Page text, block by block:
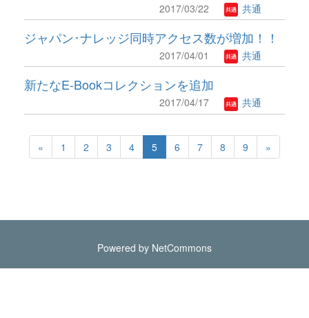
2017/03/22 共通
ジャパン･ナレッジ同時アクセス数が増加！！
2017/04/01 共通
新たなE-Bookコレクションを追加
2017/04/17 共通
« 1 2 3 4 5 6 7 8 9 »
Powered by NetCommons